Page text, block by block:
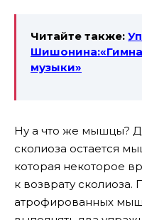
Читайте также:
музыки»
Ну а что же мышцы?
сколиоза остается
которая некоторое
к возврату сколиоза.
атрофированных